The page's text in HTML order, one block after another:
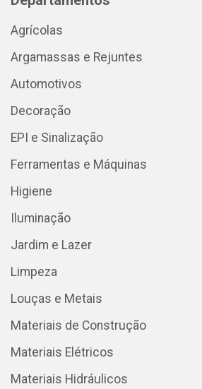
Agrícolas
Argamassas e Rejuntes
Automotivos
Decoração
EPI e Sinalização
Ferramentas e Máquinas
Higiene
Iluminação
Jardim e Lazer
Limpeza
Louças e Metais
Materiais de Construção
Materiais Elétricos
Materiais Hidráulicos